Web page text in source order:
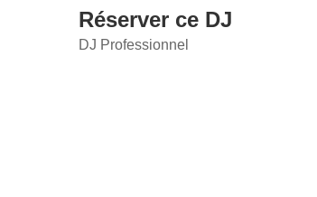
Réserver ce DJ
DJ Professionnel